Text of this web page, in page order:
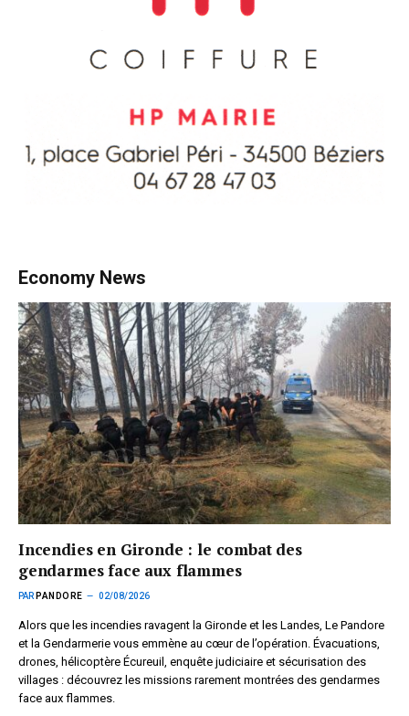
Economy News
Incendies en Gironde : le combat des
gendarmes face aux flammes
PAR PANDORE 02/08/2026
Alors que les incendies ravagent la Gironde et les Landes, Le Pandore
et la Gendarmerie vous emmène au cœur de l’opération. Évacuations,
drones, hélicoptère Écureuil, enquête judiciaire et sécurisation des
villages : découvrez les missions rarement montrées des gendarmes
face aux flammes.